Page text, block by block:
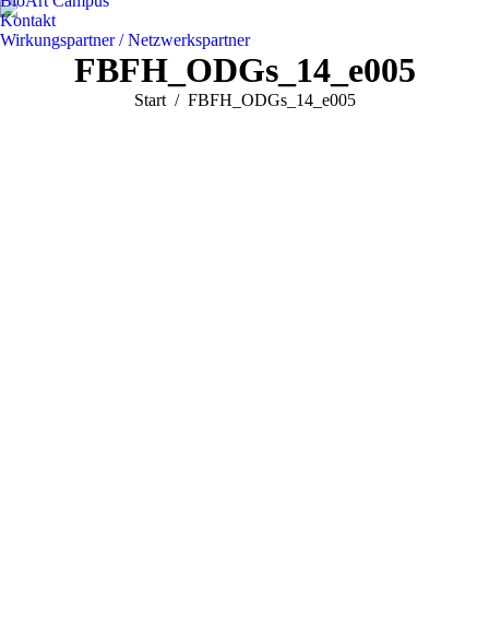
Kontakt
Wirkungspartner / Netzwerkspartner
FBFH_ODGs_14_e005
Sie befinden sich hier:
Start FBFH_ODGs_14_e005